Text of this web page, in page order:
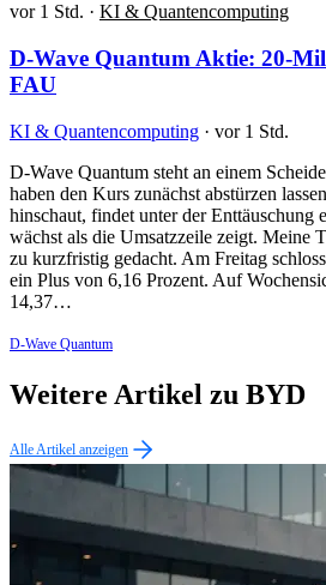
vor 1 Std. · KI & Quantencomputing
D-Wave Quantum Aktie: 20-
FAU
KI & Quantencomputing · vor 1 Std.
D-Wave Quantum steht an einem
haben den Kurs zunächst abstürzen
hinschaut, findet unter der Enttäuschung
wächst als die Umsatzzeile zeigt. Meine
zu kurzfristig gedacht. Am Freitag
ein Plus von 6,16 Prozent. Auf
14,37…
D-Wave Quantum
Weitere Artikel zu BYD
Alle Artikel anzeigen